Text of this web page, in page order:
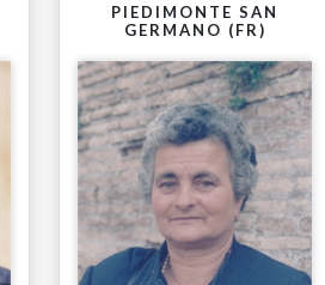
PIEDIMONTE SAN
GERMANO (FR)